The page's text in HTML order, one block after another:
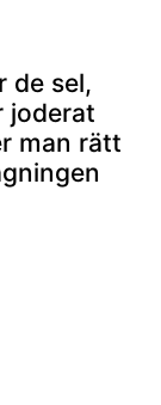
de sel,
joderat
man rätt